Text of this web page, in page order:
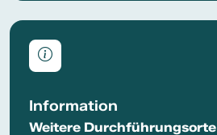
Information
Weitere Durchführungsorte